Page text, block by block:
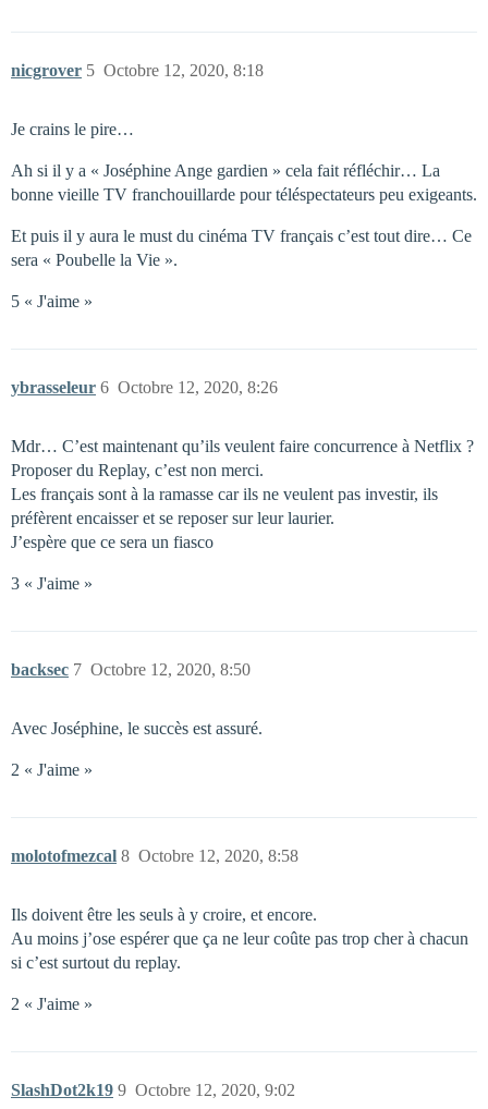
nicgrover Octobre 12, 2020, 8:18
5
Je crains le pire…
Ah si il y a « Joséphine Ange gardien » cela fait réfléchir… La
bonne vieille TV franchouillarde pour téléspectateurs peu exigeants.
Et puis il y aura le must du cinéma TV français c’est tout dire… Ce
sera « Poubelle la Vie ».
5 « J'aime »
ybrasseleur Octobre 12, 2020, 8:26
6
Mdr… C’est maintenant qu’ils veulent faire concurrence à Netflix ?
Proposer du Replay, c’est non merci.
Les français sont à la ramasse car ils ne veulent pas investir, ils
préfèrent encaisser et se reposer sur leur laurier.
J’espère que ce sera un fiasco
3 « J'aime »
backsec Octobre 12, 2020, 8:50
7
Avec Joséphine, le succès est assuré.
2 « J'aime »
molotofmezcal Octobre 12, 2020, 8:58
8
Ils doivent être les seuls à y croire, et encore.
Au moins j’ose espérer que ça ne leur coûte pas trop cher à chacun
si c’est surtout du replay.
2 « J'aime »
SlashDot2k19 Octobre 12, 2020, 9:02
9